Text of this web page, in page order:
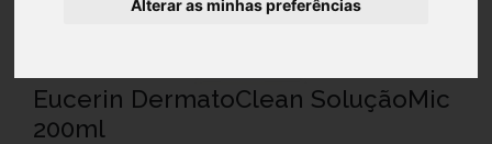
Alterar as minhas preferências
Eucerin DermatoClean SoluçãoMic
200ml